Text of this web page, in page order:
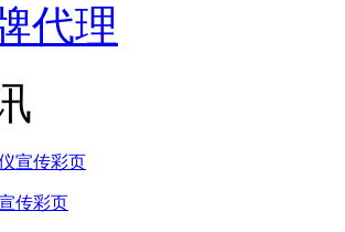
代理
传彩页